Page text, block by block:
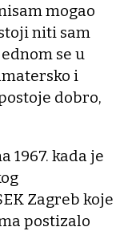
mogao
niti sam
se u
i
dobro,
1967. kada je
Zagreb koje
postizalo